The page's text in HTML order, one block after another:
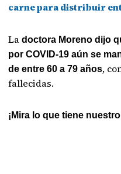
carne para distribuir
Ladoctora Moreno dijo
por COVID-19 aún se
de entre 60 a 79 años,
fallecidas.
¡Mira lo que tiene